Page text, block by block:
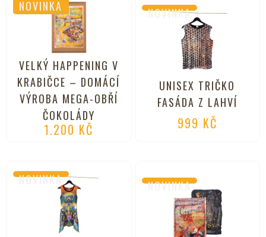
NOVINKA
VELKÝ HAPPENING V
KRABIČCE – DOMÁCÍ
VÝROBA MEGA-OBŘÍ
ČOKOLÁDY
1.200 KČ
NOVINKA
UNISEX TRIČKO
FASÁDA Z LAHVÍ
999 KČ
NOVINKA NOVINKA